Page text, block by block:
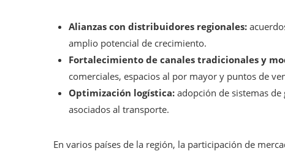
Alianzas con distribuidores regionales:
amplio potencial de crecimiento.
Fortalecimiento de canales tradicionales y
comerciales, espacios al por mayor y puntos de
Optimización logística: adopción de sistemas
asociados al transporte.
En varios países de la región, la participación de